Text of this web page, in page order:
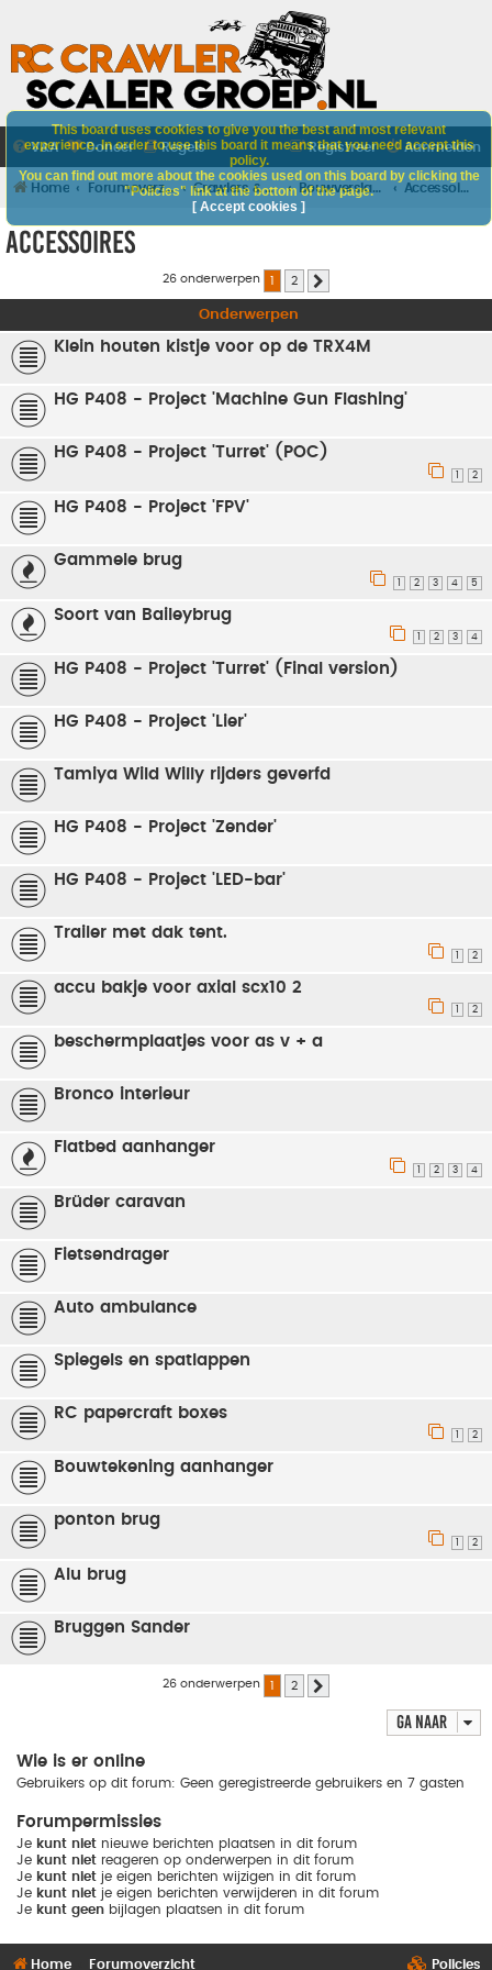
V&A Doneer Regels Aanmelden
Registreer
Home Forumoverzicht Crawlers & Scalers Bouwverslagen Accessoires
Accessoires
26 onderwerpen 2
Onderwerpen
Klein houten kistje voor op de TRX4M
HG P408 - Project 'Machine Gun Flashing'
HG P408 - Project 'Turret' (POC)
2
HG P408 - Project 'FPV'
Gammele brug
1 2 3 4 5
Soort van Baileybrug
2 3 4
HG P408 - Project 'Turret' (Final version)
HG P408 - Project 'Lier'
Tamiya Wild Willy rijders geverfd
HG P408 - Project 'Zender'
HG P408 - Project 'LED-bar'
Trailer met dak tent.
1 2
accu bakje voor axial scx10 2
2
beschermplaatjes voor as v + a
Bronco interieur
Flatbed aanhanger
2 3 4
Brüder caravan
Fietsendrager
Auto ambulance
Spiegels en spatlappen
RC papercraft boxes
2
Bouwtekening aanhanger
ponton brug
2
Alu brug
Bruggen Sander
26 onderwerpen 1 2
Ga naar
Wie is er online
Gebruikers op dit forum: Geen geregistreerde gebruikers en 7 gasten
Forumpermissies
Je kunt niet nieuwe berichten plaatsen in dit forum
Je kunt niet reageren op onderwerpen in dit forum
Je kunt niet je eigen berichten wijzigen in dit forum
Je kunt niet je eigen berichten verwijderen in dit forum
Je kunt geen bijlagen plaatsen in dit forum
This board uses cookies to give you the best and most relevant
experience. In order to use this board it means that you need accept this
policy.
You can find out more about the cookies used on this board by clicking the
"Policies" link at the bottom of the page.
[ Accept cookies ]
Home Forumoverzicht Policies